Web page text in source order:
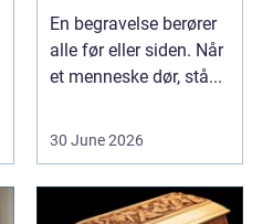
respektfuld afsked
En begravelse berører
alle før eller siden. Når
et menneske dør, stå...
30 June 2026